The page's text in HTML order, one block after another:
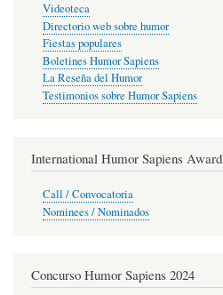
Videoteca
Directorio web sobre humor
Fiestas populares
Boletines Humor Sapiens
La Reseña del Humor
Testimonios sobre Humor Sapiens
International Humor Sapiens Award
Call / Convocatoria
Nominees / Nominados
Concurso Humor Sapiens 2024